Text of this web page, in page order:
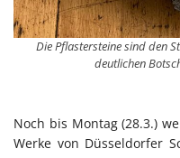
Die Pflastersteine sind den
deutlichen
Noch bis Montag (28.3.)
Werke von Düsseldorfer